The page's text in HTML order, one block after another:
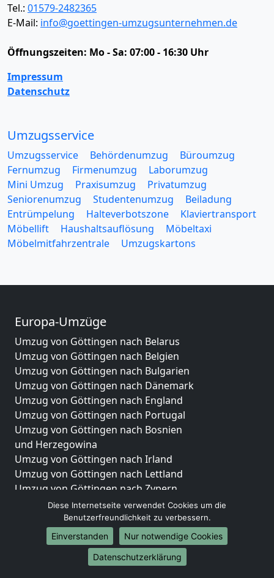
Tel.: 01579-2482365
E-Mail: info@goettingen-umzugsunternehmen.de
Öffnungszeiten: Mo - Sa: 07:00 - 16:30 Uhr
Impressum
Datenschutz
Umzugsservice
Umzugsservice Behördenumzug
Büroumzug
Fernumzug
Firmenumzug
Laborumzug
Mini Umzug
Praxisumzug
Privatumzug
Seniorenumzug
Studentenumzug
Beiladung
Entrümpelung
Halteverbotszone
Klaviertransport
Möbellift
Haushaltsauflösung
Möbeltaxi
Möbelmitfahrzentrale
Umzugskartons
Europa-Umzüge
Umzug von Göttingen nach Belarus
Umzug von Göttingen nach Belgien
Umzug von Göttingen nach Bulgarien
Umzug von Göttingen nach Dänemark
Umzug von Göttingen nach England
Umzug von Göttingen nach Portugal
Umzug von Göttingen nach Bosnien
und Herzegowina
Umzug von Göttingen nach Irland
Umzug von Göttingen nach Lettland
Umzug von Göttingen nach Zypern
Umzug von Göttingen nach Kroatien
Umzug von Göttingen nach Estland
Umzug von Göttingen nach Finnland
Umzug von Göttingen nach Frankreich
Umzug von Göttingen nach Griechenland
Diese Internetseite verwendet Cookies um die
Benutzerfreundlichkeit zu verbessern.
Einverstanden
Nur notwendige Cookies
Datenschutzerklärung